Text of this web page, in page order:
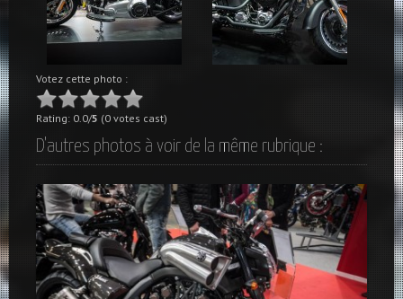
Votez cette photo :
Rating: 0.0/5 (0 votes cast)
D'autres photos à voir de la même rubrique :